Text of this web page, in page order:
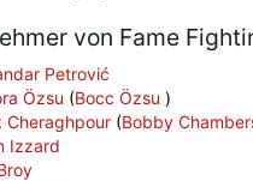
von Fame
Petrović
Özsu (Bocc Özsu )
Cheraghpour (Bobby
Izzard